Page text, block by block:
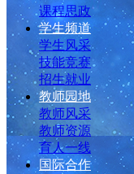
课程思政
学生频道
学生风采
技能竞赛
招生就业
教师园地
教师风采
教师资源
育人一线
国际合作